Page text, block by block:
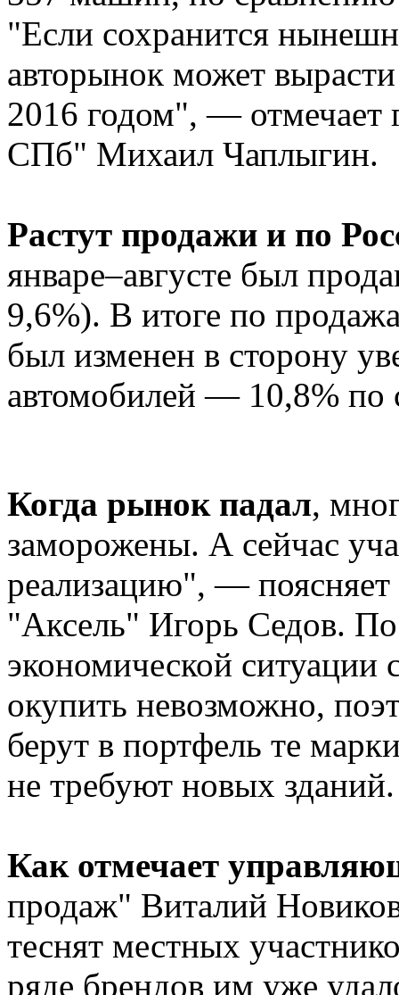
"Если сохранится
авторынок может
2016 годом", — отмечает
СПб" Михаил Чаплыгин.
Растут продажи и по
январе–августе был
9,6%). В итоге по
был изменен в сторону
автомобилей — 10,8% по
Когда рынок падал,
заморожены. А сейчас
реализацию", —
"Аксель" Игорь Седов.
экономической ситуации
окупить невозможно,
берут в портфель те
не требуют новых зданий.
Как отмечает
продаж" Виталий
теснят местных
ряде брендов им уже